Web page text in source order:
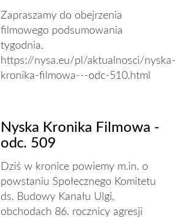
Zapraszamy do obejrzenia
filmowego podsumowania
tygodnia.
https://nysa.eu/pl/aktualnosci/nyska-
kronika-filmowa---odc-510.html
Nyska Kronika Filmowa -
odc. 509
Dziś w kronice powiemy m.in. o
powstaniu Społecznego Komitetu
ds. Budowy Kanału Ulgi,
obchodach 86. rocznicy agresji